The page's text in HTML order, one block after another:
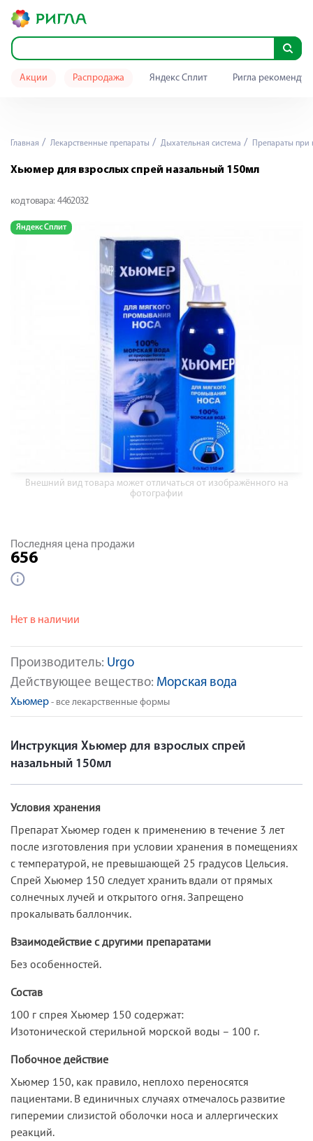
Акции Распродажа Яндекс Сплит Ригла
Главная Лекарственные препараты Дыхательная система Препараты при
Хьюмер для взрослых спрей назальный 150мл
код товара: 4462032
Яндекс Сплит
Внешний вид товара может отличаться от изображённого на
фотографии
Производитель: Urgo
Действующее вещество: Морская вода
Хьюмер - все лекарственные формы
Последняя цена продажи
656
Нет в наличии
Инструкция Хьюмер для взрослых спрей
назальный 150мл
Условия хранения
Препарат Хьюмер годен к применению в течение 3 лет
после изготовления при условии хранения в помещениях
с температурой, не превышающей 25 градусов Цельсия.
Спрей Хьюмер 150 следует хранить вдали от прямых
солнечных лучей и открытого огня. Запрещено
прокалывать баллончик.
Взаимодействие с другими препаратами
Без особенностей.
Состав
100 г спрея Хьюмер 150 содержат:
Изотонической стерильной морской воды – 100 г.
Побочное действие
Хьюмер 150, как правило, неплохо переносятся
пациентами. В единичных случаях отмечалось развитие
гиперемии слизистой оболочки носа и аллергических
реакций.